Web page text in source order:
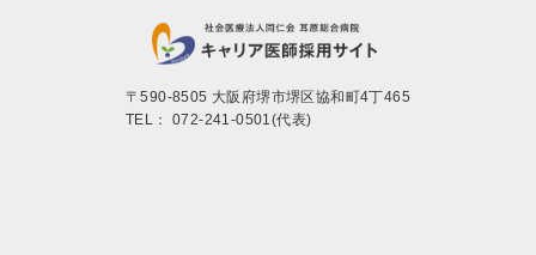
〒590-8505 ⼤阪府堺市堺区協和町4丁465
TEL： 072-241-0501(代表)